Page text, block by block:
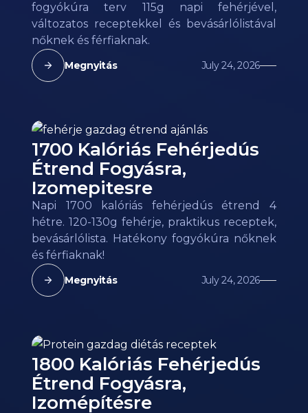
fogyókúra terv 115g napi fehérjével,
változatos receptekkel és bevásárlólistával
nőknek és férfiaknak.
Megnyitás July 24, 2026
1700 Kalóriás Fehérjedús
Étrend Fogyásra,
Izomepitesre
Napi 1700 kalóriás fehérjedús étrend 4
hétre. 120-130g fehérje, praktikus receptek,
bevásárlólista. Hatékony fogyókúra nőknek
és férfiaknak!
Megnyitás July 24, 2026
1800 Kalóriás Fehérjedús
Étrend Fogyásra,
Izomépítésre